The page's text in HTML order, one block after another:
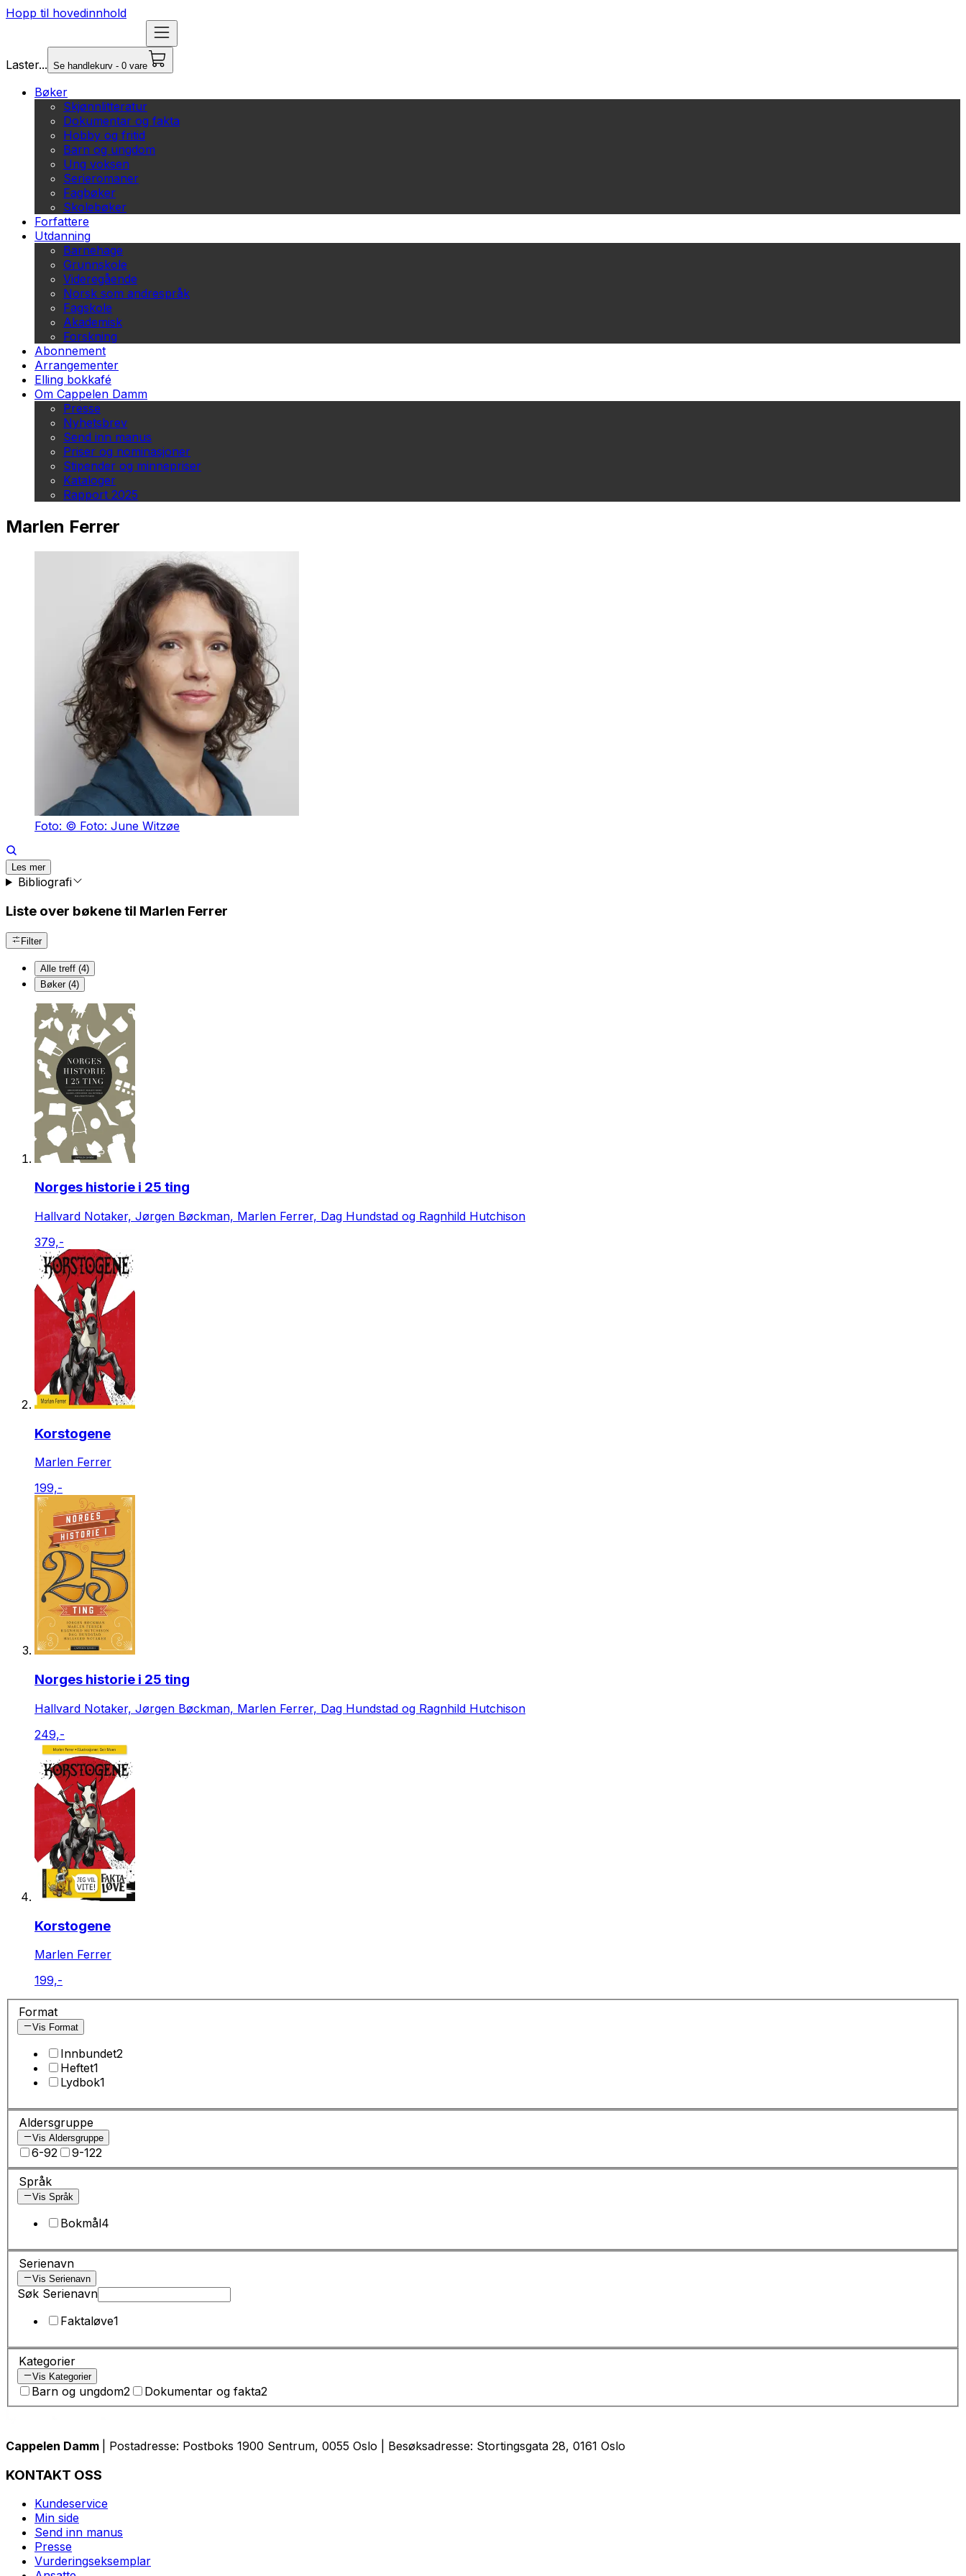
Hopp til hovedinnhold
Laster... Se handlekurv - 0 vare
Bøker
Skjønnlitteratur
Dokumentar og fakta
Hobby og fritid
Barn og ungdom
Ung voksen
Serieromaner
Fagbøker
Skolebøker
Forfattere
Utdanning
Barnehage
Grunnskole
Videregående
Norsk som andrespråk
Fagskole
Akademisk
Forskning
Abonnement
Arrangementer
Elling bokkafé
Om Cappelen Damm
Presse
Nyhetsbrev
Send inn manus
Priser og nominasjoner
Stipender og minnepriser
Kataloger
Rapport 2025
Marlen Ferrer
Foto: © Foto: June Witzøe
Les mer
Bibliografi
Liste over bøkene til Marlen Ferrer
Filter
Alle treff (4)
Bøker (4)
Norges historie i 25 ting
Hallvard Notaker, Jørgen Bøckman, Marlen Ferrer, Dag Hundstad og Ragnhild Hutchison
379,-
Korstogene
Marlen Ferrer
199,-
Norges historie i 25 ting
Hallvard Notaker, Jørgen Bøckman, Marlen Ferrer, Dag Hundstad og Ragnhild Hutchison
249,-
Korstogene
Marlen Ferrer
199,-
Format
Vis Format
Innbundet2
Heftet1
Lydbok1
Aldersgruppe
Vis Aldersgruppe
6-92 9-122
Språk
Vis Språk
Bokmål4
Serienavn
Vis Serienavn
Søk Serienavn
Faktaløve1
Kategorier
Vis Kategorier
Barn og ungdom2 Dokumentar og fakta2
Cappelen Damm | Postadresse: Postboks 1900 Sentrum, 0055 Oslo | Besøksadresse: Stortingsgata 28, 0161 Oslo
KONTAKT OSS
Kundeservice
Min side
Send inn manus
Presse
Vurderingseksemplar